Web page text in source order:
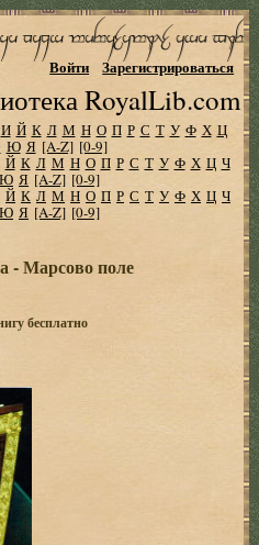
RoyalLib.com
Войти Зарегистрироваться
И Й К Л М Н О П Р С Т У Ф Х Ц
Ю Я [A-Z] [0-9]
Й К Л М Н О П Р С Т У Ф Х Ц Ч
Ю Я [A-Z] [0-9]
Й К Л М Н О П Р С Т У Ф Х Ц Ч
Ю Я [A-Z] [0-9]
- Марсово поле
бесплатно